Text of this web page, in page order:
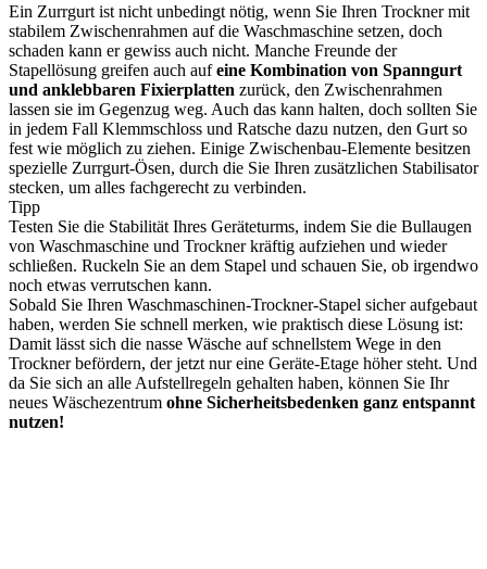
Ein Zurrgurt ist nicht unbedingt nötig, wenn Sie Ihren Trockner mit
stabilem Zwischenrahmen auf die Waschmaschine setzen, doch
schaden kann er gewiss auch nicht. Manche Freunde der
Stapellösung greifen auch aufeine Kombination von Spanngurt
und anklebbaren Fixierplatten zurück, den Zwischenrahmen
lassen sie im Gegenzug weg. Auch das kann halten, doch sollten Sie
in jedem Fall Klemmschloss und Ratsche dazu nutzen, den Gurt so
fest wie möglich zu ziehen. Einige Zwischenbau-Elemente besitzen
spezielle Zurrgurt-Ösen, durch die Sie Ihren zusätzlichen Stabilisator
stecken, um alles fachgerecht zu verbinden.
Tipp
Testen Sie die Stabilität Ihres Geräteturms, indem Sie die Bullaugen
von Waschmaschine und Trockner kräftig aufziehen und wieder
schließen. Ruckeln Sie an dem Stapel und schauen Sie, ob irgendwo
noch etwas verrutschen kann.
Sobald Sie Ihren Waschmaschinen-Trockner-Stapel sicher aufgebaut
haben, werden Sie schnell merken, wie praktisch diese Lösung ist:
Damit lässt sich die nasse Wäsche auf schnellstem Wege in den
Trockner befördern, der jetzt nur eine Geräte-Etage höher steht. Und
da Sie sich an alle Aufstellregeln gehalten haben, können Sie Ihr
neues Wäschezentrum ohne Sicherheitsbedenken ganz entspannt
nutzen!